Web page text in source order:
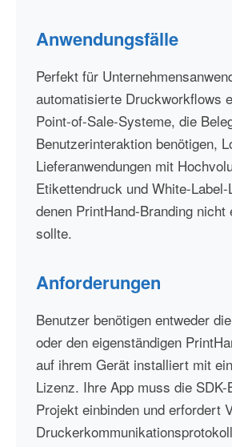
Anwendungsfälle
Perfekt für
automatisierte Druckworkflows
Point-of-Sale-Systeme, die
Benutzerinteraktion benötigen,
Lieferanwendungen mit
Etikettendruck und White-Label-
denen PrintHand-Branding nicht
sollte.
Anforderungen
Benutzer benötigen entweder
oder den eigenständigen
auf ihrem Gerät installiert mit
Lizenz. Ihre App muss die
Projekt einbinden und erfordert